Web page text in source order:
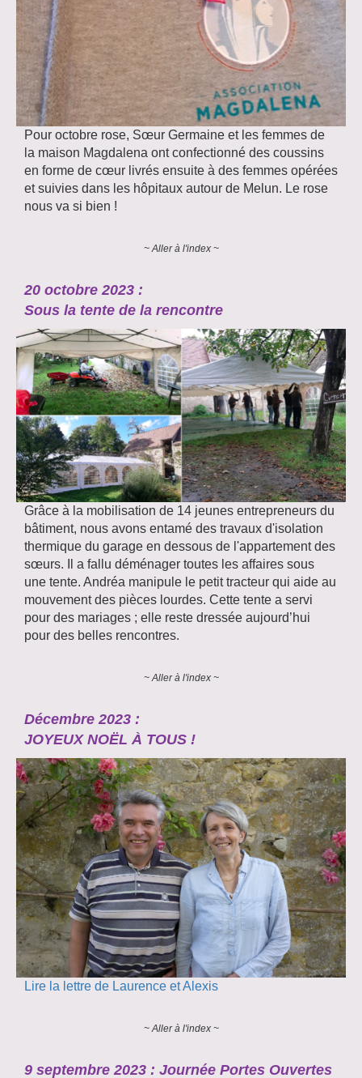
Pour octobre rose, Sœur Germaine et les femmes de
la maison Magdalena ont confectionné des coussins
en forme de cœur livrés ensuite à des femmes opérées
et suivies dans les hôpitaux autour de Melun. Le rose
nous va si bien !
~ Aller à l'index ~
20 octobre 2023 :
Sous la tente de la rencontre
Grâce à la mobilisation de 14 jeunes entrepreneurs du
bâtiment, nous avons entamé des travaux d'isolation
thermique du garage en dessous de l'appartement des
sœurs. Il a fallu déménager toutes les affaires sous
une tente. Andréa manipule le petit tracteur qui aide au
mouvement des pièces lourdes. Cette tente a servi
pour des mariages ; elle reste dressée aujourd’hui
pour des belles rencontres.
~ Aller à l'index ~
Décembre 2023 :
JOYEUX NOËL À TOUS !
Lire la lettre de Laurence et Alexis
~ Aller à l'index ~
9 septembre 2023 : Journée Portes Ouvertes